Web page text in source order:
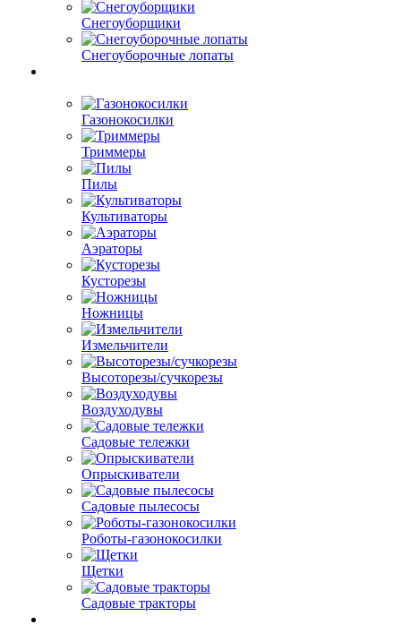
Снегоуборщики
Снегоуборочные лопаты
Газонокосилки
Триммеры
Пилы
Культиваторы
Аэраторы
Кусторезы
Ножницы
Измельчители
Высоторезы/сучкорезы
Воздуходувы
Садовые тележки
Опрыскиватели
Садовые пылесосы
Роботы-газонокосилки
Щетки
Садовые тракторы